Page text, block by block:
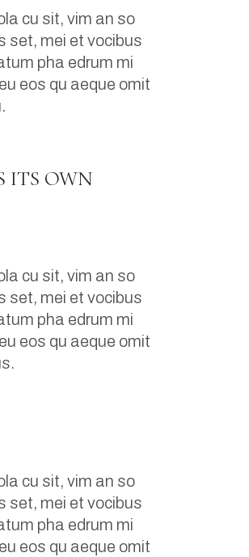
cu sit, vim an so
set, mei et vocibus
pha edrum mi
eos qu aeque omit
ITS OWN
cu sit, vim an so
set, mei et vocibus
pha edrum mi
eos qu aeque omit
cu sit, vim an so
set, mei et vocibus
pha edrum mi
eos qu aeque omit